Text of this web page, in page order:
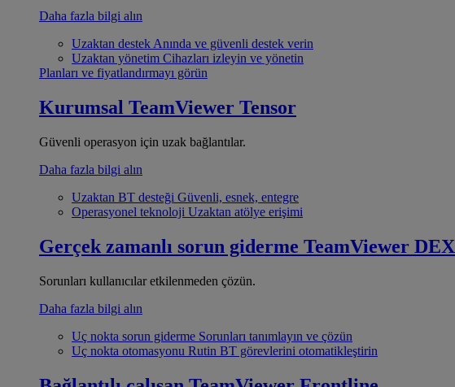
Daha fazla bilgi alın
Uzaktan destek Anında ve güvenli destek verin
Uzaktan yönetim Cihazları izleyin ve yönetin
Planları ve fiyatlandırmayı görün
Kurumsal TeamViewer Tensor
Güvenli operasyon için uzak bağlantılar.
Daha fazla bilgi alın
Uzaktan BT desteği Güvenli, esnek, entegre
Operasyonel teknoloji Uzaktan atölye erişimi
Gerçek zamanlı sorun giderme TeamViewer DEX
Sorunları kullanıcılar etkilenmeden çözün.
Daha fazla bilgi alın
Uç nokta sorun giderme Sorunları tanımlayın ve çözün
Uç nokta otomasyonu Rutin BT görevlerini otomatikleştirin